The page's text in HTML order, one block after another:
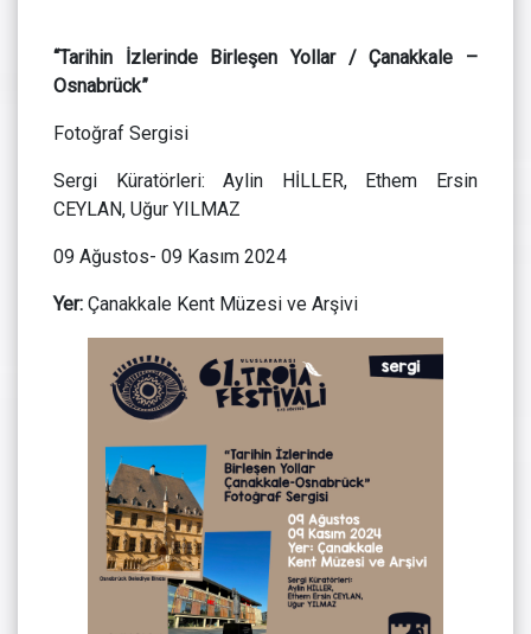
“Tarihin İzlerinde Birleşen Yollar / Çanakkale –
Osnabrück”
Fotoğraf Sergisi
Sergi Küratörleri: Aylin HİLLER, Ethem Ersin
CEYLAN, Uğur YILMAZ
09 Ağustos- 09 Kasım 2024
Yer: Çanakkale Kent Müzesi ve Arşivi